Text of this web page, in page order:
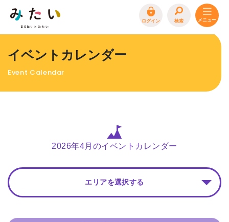
ログイン 検索
特集
プライバシーポリシー
イベントカレンダー
Event Calendar
2026年4月のイベントカレンダー
エリアを選択する